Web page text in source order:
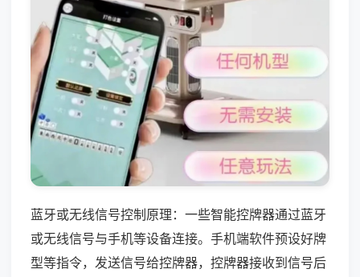
蓝牙或无线信号控制原理：一些智能控牌器通过蓝牙
或无线信号与手机等设备连接。手机端软件预设好牌
型等指令，发送信号给控牌器，控牌器接收到信号后